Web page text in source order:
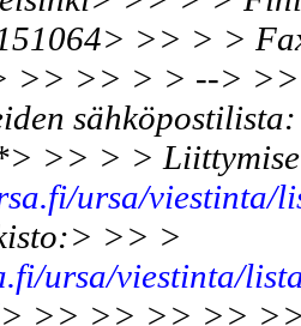
>> > >
>> >> > > -->
>> > >
ursa/viestinta/
>> >
ursa/viestinta/
> >> >> >> >>